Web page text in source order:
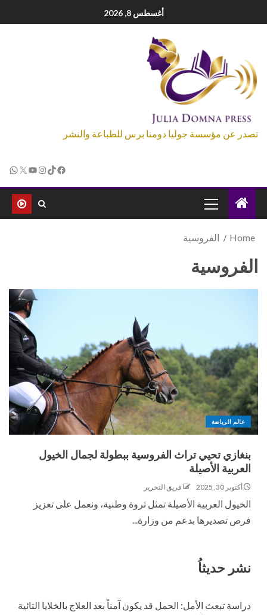
أغسطس 8, 2026
تصدر عن مؤسسة جوليا دومنا برس للطباعة والنشر
Home الفروسية
الفروسية
عالم الرياضة
بنغازي تحيي تراث الفروسية ببطولة لجمال الخيول
العربية الأصيلة
أكتوبر 30, 2025 فريق التحرير
الخيول العربية الأصيلة تمثل ثروة وطنية، ونعمل على تعزيز
فرص تصديرها بدعم من وزارة...
نشر حديثاُ
دراسة تبعث الأمل: الحمل قد يكون آمناً بعد العلاج بالخلايا التائية